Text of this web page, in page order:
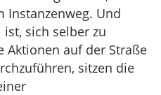
Instanzenweg. Und
sich selber zu
Aktionen auf der Straße
sitzen die